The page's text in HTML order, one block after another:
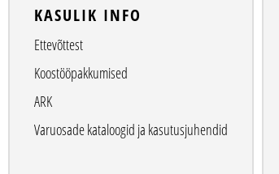
KASULIK INFO
Ettevõttest
Koostööpakkumised
ARK
Varuosade kataloogid ja kasutusjuhendid